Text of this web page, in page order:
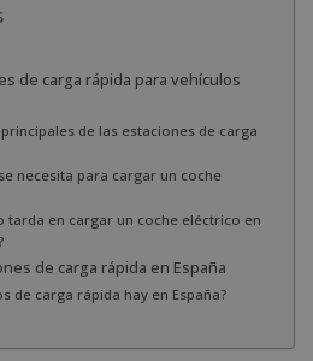
de carga rápida para vehículos
de las estaciones de carga
necesita para cargar un coche
tarda en cargar un coche eléctrico en
de carga rápida en España
de carga rápida hay en España?